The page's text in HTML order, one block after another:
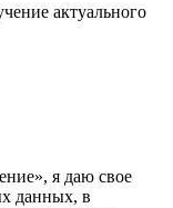
актуального
я даю свое
данных, в